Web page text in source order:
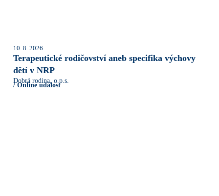
10. 8. 2026
Terapeutické rodičovství aneb specifika výchovy
dětí v NRP
Dobrá rodina, o.p.s.
/ Online událost